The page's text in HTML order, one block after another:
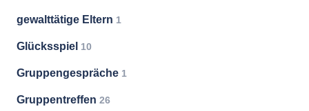
gewalttätige Eltern 1
Glücksspiel 10
Gruppengespräche 1
Gruppentreffen 26